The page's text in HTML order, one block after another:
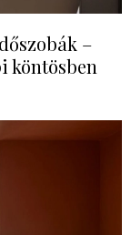
–
köntösben